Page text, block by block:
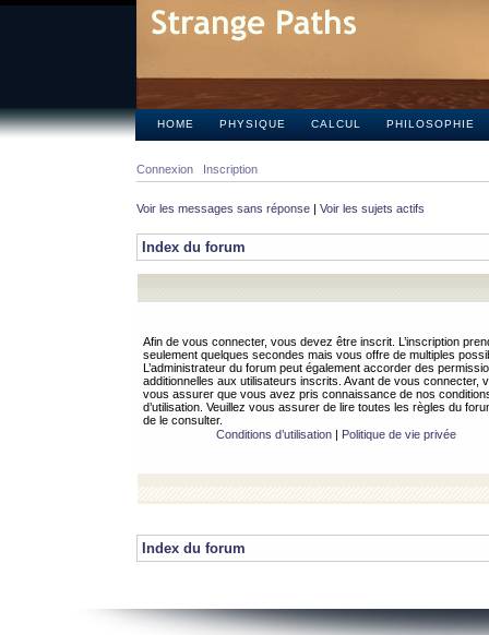
HOME PHYSIQUE CALCUL PHILOSOPHIE
Connexion Inscription
Voir les messages sans réponse | Voir les sujets actifs
Index du forum
Afin de vous connecter, vous devez être inscrit. L’inscription
seulement quelques secondes mais vous offre de multiples
L’administrateur du forum peut également accorder des
additionnelles aux utilisateurs inscrits. Avant de vous connecter,
vous assurer que vous avez pris connaissance de nos
d’utilisation. Veuillez vous assurer de lire toutes les règles du
de le consulter.
Conditions d’utilisation| Politique de vie privée
Index du forum